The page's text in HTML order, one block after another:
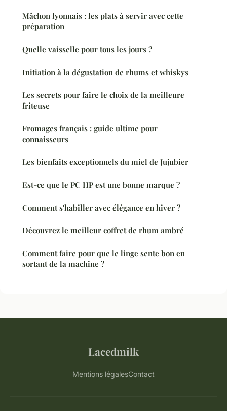
Mâchon lyonnais : les plats à servir avec cette
préparation
Quelle vaisselle pour tous les jours ?
Initiation à la dégustation de rhums et whiskys
Les secrets pour faire le choix de la meilleure
friteuse
Fromages français : guide ultime pour
connaisseurs
Les bienfaits exceptionnels du miel de Jujubier
Est-ce que le PC HP est une bonne marque ?
Comment s'habiller avec élégance en hiver ?
Découvrez le meilleur coffret de rhum ambré
Comment faire pour que le linge sente bon en
sortant de la machine ?
Lacedmilk
Mentions légalesContact